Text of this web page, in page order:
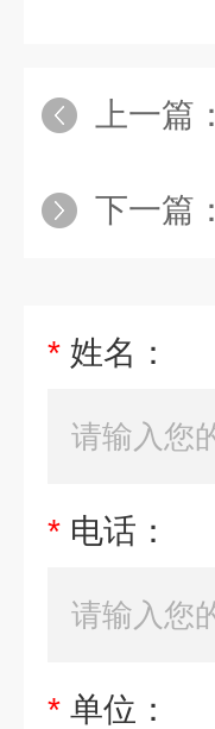
上一篇：
下一篇：
* 姓名：
* 电话：
* 单位：